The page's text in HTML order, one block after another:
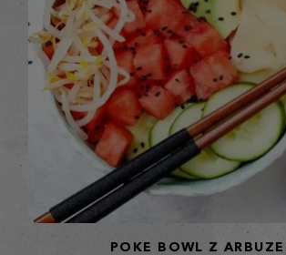
POKE BOWL Z